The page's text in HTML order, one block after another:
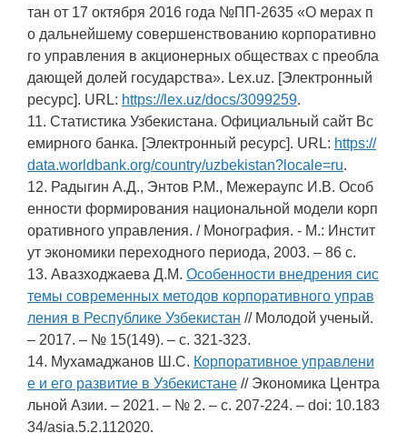
тан от 17 октября 2016 года №ПП-2635 «О мерах п
о дальнейшему совершенствованию корпоративно
го управления в акционерных обществах с преобла
дающей долей государства». Lex.uz. [Электронный
ресурс]. URL: https://lex.uz/docs/3099259.
11. Статистика Узбекистана. Официальный сайт Вс
емирного банка. [Электронный ресурс]. URL: https://
data.worldbank.org/country/uzbekistan?locale=ru.
12. Радыгин А.Д., Энтов Р.М., Межераупс И.В. Особ
енности формирования национальной модели корп
оративного управления. / Монография. - М.: Инстит
ут экономики переходного периода, 2003. – 86 c.
13. Авазходжаева Д.М. Особенности внедрения сис
темы современных методов корпоративного управ
ления в Республике Узбекистан // Молодой ученый.
– 2017. – № 15(149). – c. 321-323.
14. Мухамаджанов Ш.С. Корпоративное управлени
е и его развитие в Узбекистане // Экономика Центра
льной Азии. – 2021. – № 2. – c. 207-224. – doi: 10.183
34/asia.5.2.112020.